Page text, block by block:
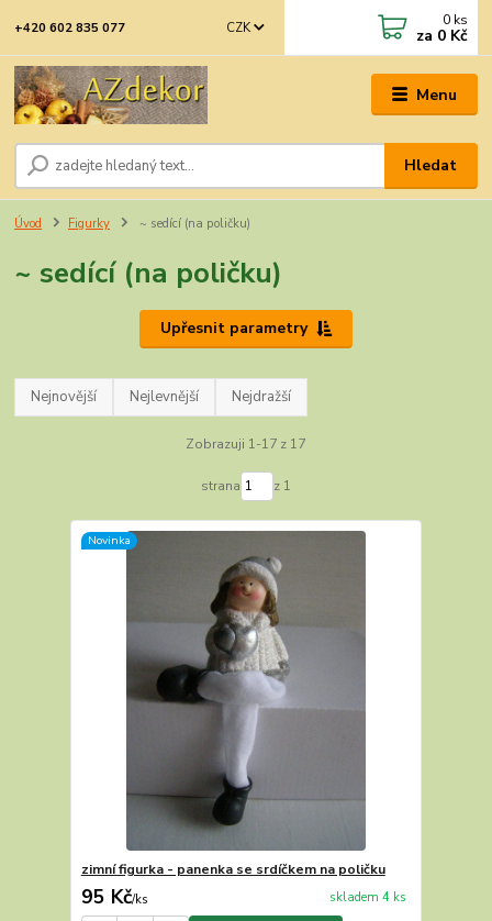
Menu
CZK
Hledat
+420 602 835 077 0 ks
za 0 Kč
Úvod Figurky ~ sedící (na poličku)
~ sedící (na poličku)
Upřesnit parametry
Nejnovější Nejlevnější Nejdražší
Zobrazuji 1-17 z 17
strana z 1
Novinka
zimní figurka - panenka se srdíčkem na poličku
95 Kč/ks skladem 4 ks